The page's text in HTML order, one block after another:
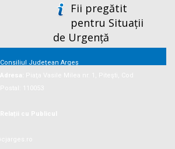
Fii pregătit
pentru Situații
de Urgență
Consiliul Județean Argeș